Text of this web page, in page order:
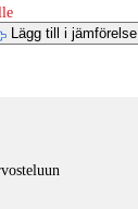
Lägg till i jämförelse